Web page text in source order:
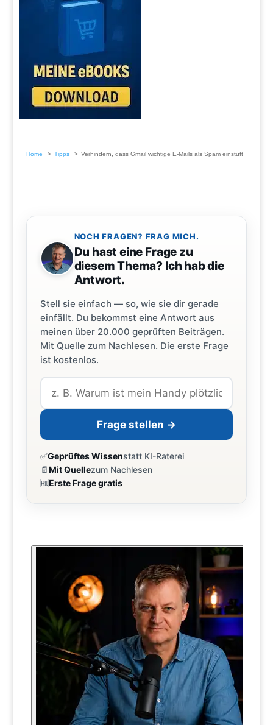
Home Tipps Verhindern, dass Gmail wichtige E-Mails als Spam einstuft
NOCH FRAGEN? FRAG MICH.
Du hast eine Frage zu
diesem Thema? Ich hab die
Antwort.
Stell sie einfach — so, wie sie dir gerade
einfällt. Du bekommst eine Antwort aus
meinen über 20.000 geprüften Beiträgen.
Mit Quelle zum Nachlesen. Die erste Frage
ist kostenlos.
Frage stellen →
✅Geprüftes Wissenstatt KI-Raterei
📄Mit Quellezum Nachlesen
🆓Erste Frage gratis